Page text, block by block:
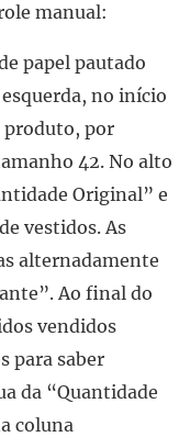
manual:
papel pautado
no início
produto, por
42. No alto
Original” e
vestidos. As
alternadamente
Ao final do
vendidos
para saber
da “Quantidade
coluna